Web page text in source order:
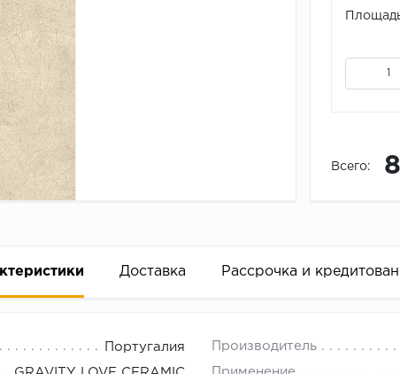
Всего:
Доставка Рассрочка и
Португалия Производитель